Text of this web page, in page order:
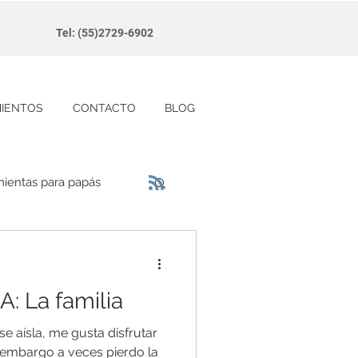
Tel: (55)2729-6902
CONTACTO BLOG
para papás
La familia
aísla, me gusta disfrutar
a veces pierdo la